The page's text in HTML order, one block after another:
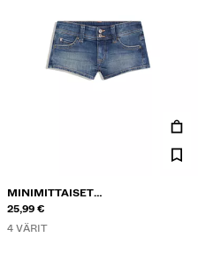
MINIMITTAISET
FARKKUSHORTSIT
25,99 €
4 VÄRIT